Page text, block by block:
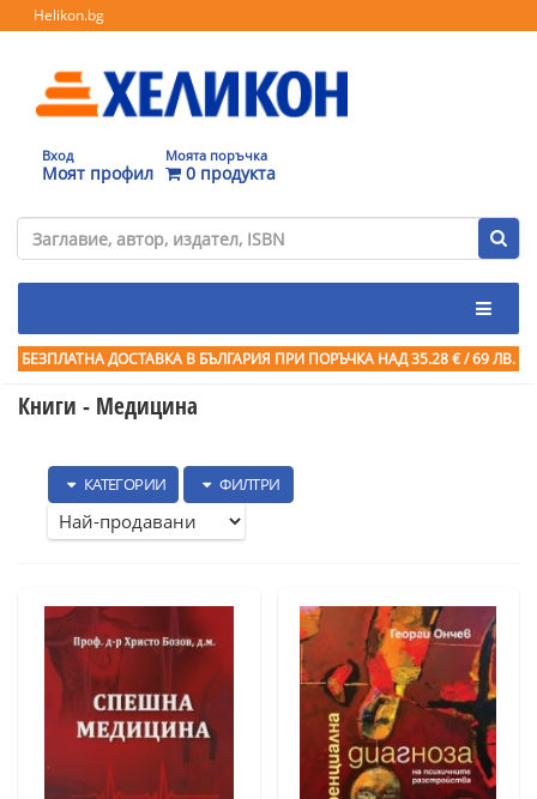
Helikon.bg
Вход
Моят профил
Моята поръчка
0 продукта
БЕЗПЛАТНА ДОСТАВКА В БЪЛГАРИЯ ПРИ ПОРЪЧКА НАД 35.28 € / 69 ЛВ.
Книги - Медицина
КАТЕГОРИИ ФИЛТРИ